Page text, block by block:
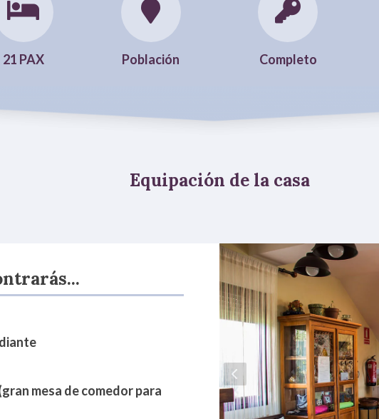
21 PAX Población Completo
Equipación de la casa
mesa de comedor para